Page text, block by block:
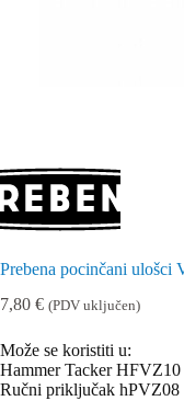
Prebena pocinčani
7,80 € (PDV uključen)
Može se koristiti u:
Hammer Tacker HFVZ10
Ručni priključak hPVZ08